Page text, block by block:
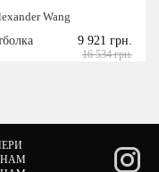
Wang
9 921 грн.
16 534 грн.